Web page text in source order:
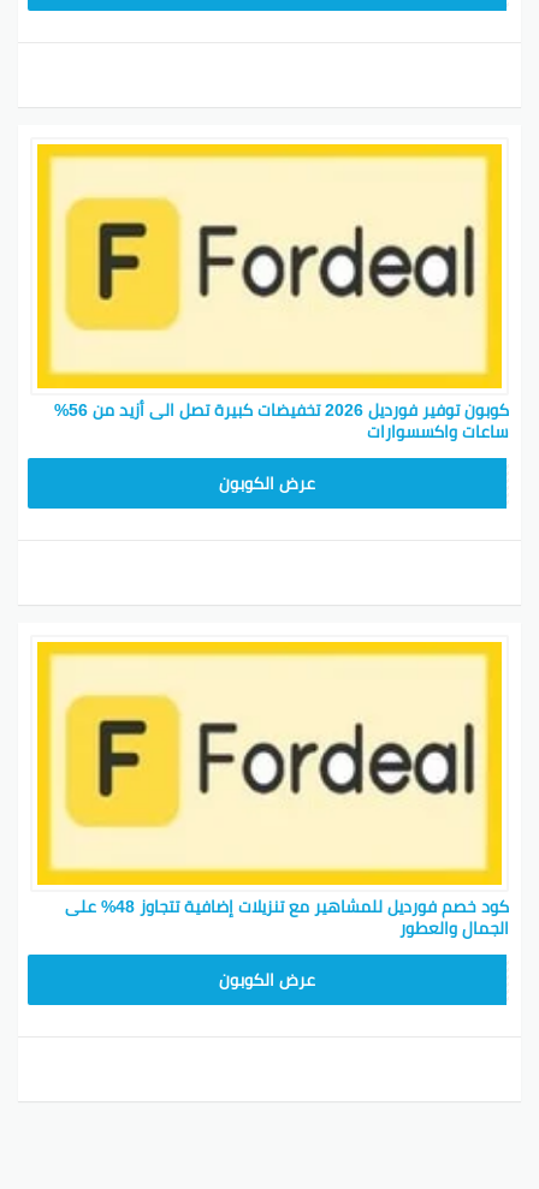
كوبون توفير فورديل 2026 تخفيضات كبيرة تصل الى أزيد من 56%
ساعات واكسسوارات
عرض الكوبون
كود خصم فورديل للمشاهير مع تنزيلات إضافية تتجاوز 48% على
الجمال والعطور
عرض الكوبون